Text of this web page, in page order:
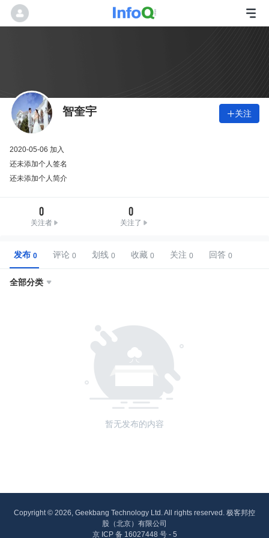
智奎宇 关注
2020-05-06 加入
还未添加个人签名
还未添加个人简介
0
关注者
0
关注了
发布 评论 划线 收藏 关注 回答
全部分类 
暂无发布的内容
Copyright © 2026, Geekbang Technology Ltd. All rights reserved. 极客邦控
股（北京）有限公司
京 ICP 备 16027448 号 - 5